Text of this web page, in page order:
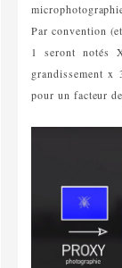
Par convention
1 seront notés
grandissement
pour un facteur